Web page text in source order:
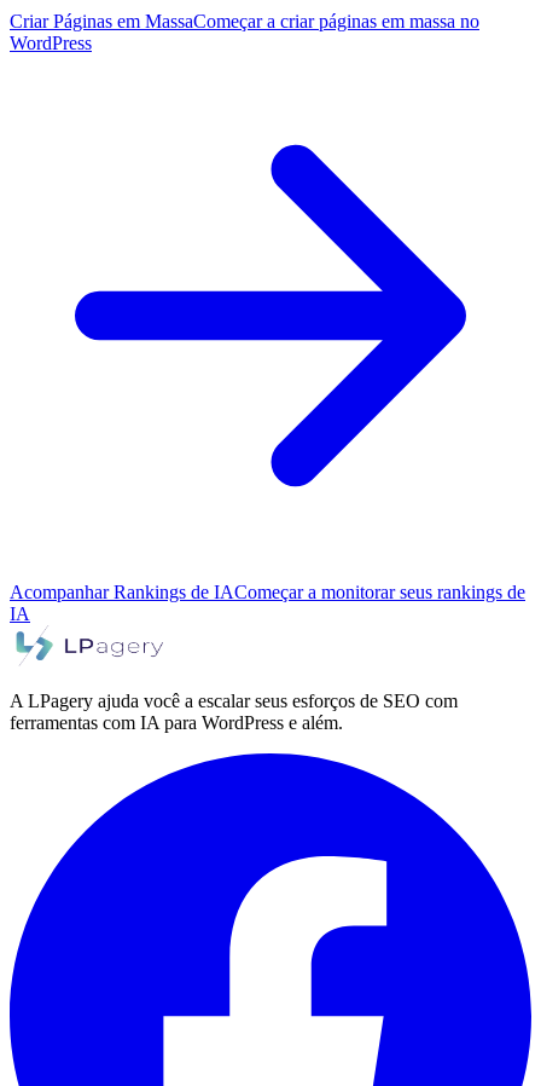
Criar Páginas em MassaComeçar a criar páginas em massa no
WordPress
Acompanhar Rankings de IAComeçar a monitorar seus rankings de
IA
A LPagery ajuda você a escalar seus esforços de SEO com
ferramentas com IA para WordPress e além.